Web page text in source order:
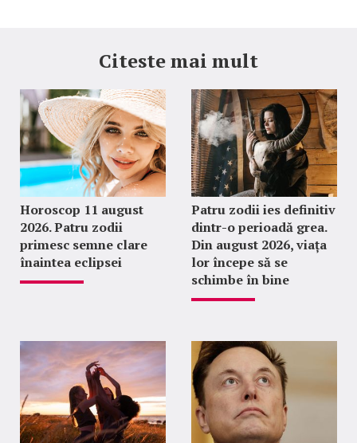
Citeste mai mult
Horoscop 11 august
2026. Patru zodii
primesc semne clare
înaintea eclipsei
Patru zodii ies definitiv
dintr-o perioadă grea.
Din august 2026, viața
lor începe să se
schimbe în bine